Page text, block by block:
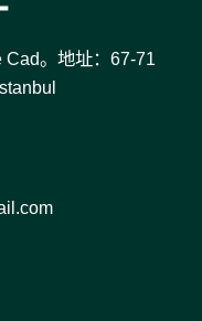
Cad。地址：67-71